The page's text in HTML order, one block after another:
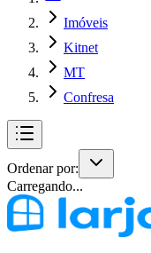
Imóveis
Kitnet
MT
Confresa
Ordenar por:
Carregando...